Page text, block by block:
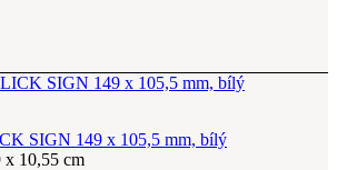
SIGN 149 x 105,5 mm, bílý
x 10,55 cm